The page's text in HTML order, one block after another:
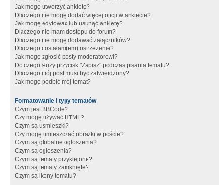
Jak mogę utworzyć ankietę?
Dlaczego nie mogę dodać więcej opcji w ankiecie?
Jak mogę edytować lub usunąć ankietę?
Dlaczego nie mam dostępu do forum?
Dlaczego nie mogę dodawać załączników?
Dlaczego dostałam(em) ostrzeżenie?
Jak mogę zgłosić posty moderatorowi?
Do czego służy przycisk "Zapisz" podczas pisania tematu?
Dlaczego mój post musi być zatwierdzony?
Jak mogę podbić mój temat?
Formatowanie i typy tematów
Czym jest BBCode?
Czy mogę używać HTML?
Czym są uśmieszki?
Czy mogę umieszczać obrazki w poście?
Czym są globalne ogłoszenia?
Czym są ogłoszenia?
Czym są tematy przyklejone?
Czym są tematy zamknięte?
Czym są ikony tematu?